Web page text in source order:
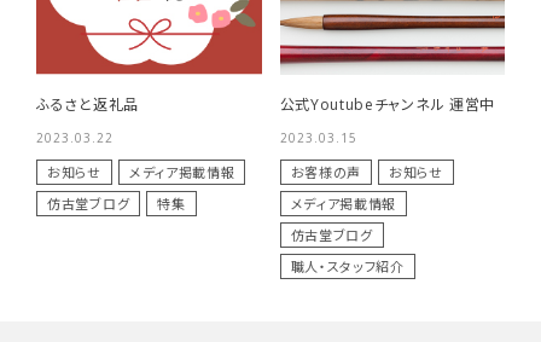
ふるさと返礼品
2023.03.22
お知らせ
メディア掲載情報
仿古堂ブログ
特集
公式Youtubeチャンネル 運営中
2023.03.15
お客様の声
お知らせ
メディア掲載情報
仿古堂ブログ
職人・スタッフ紹介